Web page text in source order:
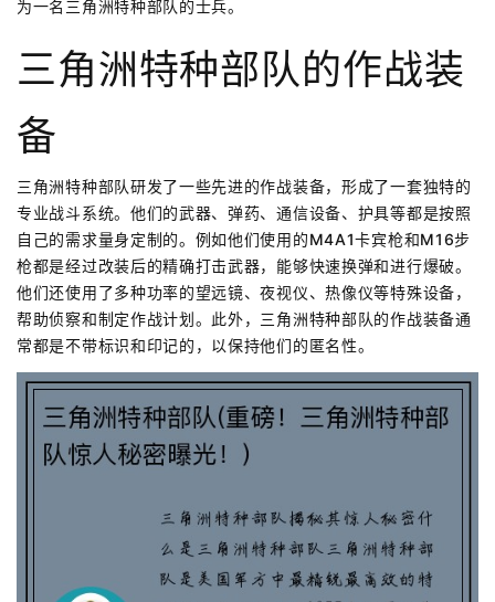
为一名三角洲特种部队的士兵。
三角洲特种部队的作战装
备
三角洲特种部队研发了一些先进的作战装备，形成了一套独特的
专业战斗系统。他们的武器、弹药、通信设备、护具等都是按照
自己的需求量身定制的。例如他们使用的M4A1卡宾枪和M16步
枪都是经过改装后的精确打击武器，能够快速换弹和进行爆破。
他们还使用了多种功率的望远镜、夜视仪、热像仪等特殊设备，
帮助侦察和制定作战计划。此外，三角洲特种部队的作战装备通
常都是不带标识和印记的，以保持他们的匿名性。